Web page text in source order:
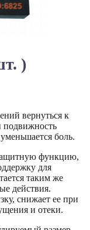
)
вернуться к
подвижность
боль.
функцию,
для
таким же
действия.
снижает ее при
и отеки.